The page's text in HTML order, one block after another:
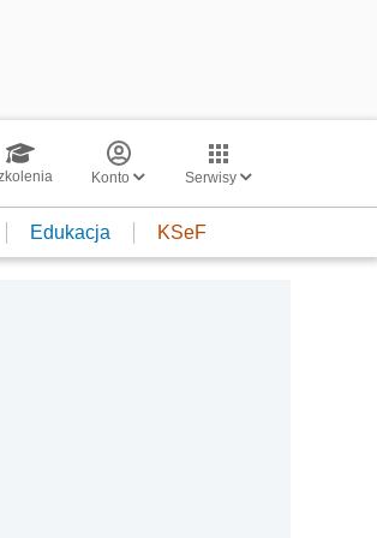
Konto Serwisy
Edukacja KSeF